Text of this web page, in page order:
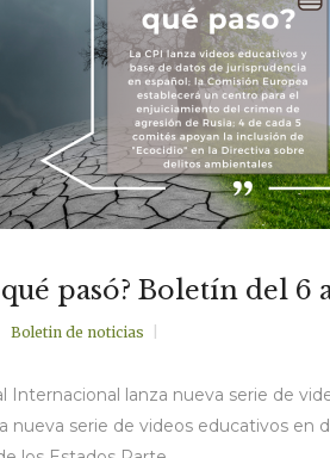
qué pasó? Boletín del
Boletin de noticias
Internacional lanza nueva serie de
nueva serie de videos educativos en